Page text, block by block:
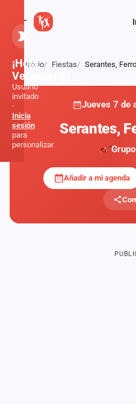
Atrás
Inicio Fiestas Serantes,
Jueves 7 de
Serantes,
Añadir a mi agenda
¡Hola,
Verbener@!
Usuario
invitado
·
Inicia
sesión
para
personalizar